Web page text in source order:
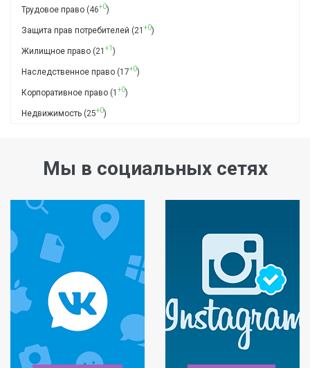
Трудовое право (46+0)
Защита прав потребителей (21 +0)
Жилищное право (21 +1 )
Наследственное право (17+0)
Корпоративное право (1 +0)
Недвижимость (25+0)
Мы в социальных сетях